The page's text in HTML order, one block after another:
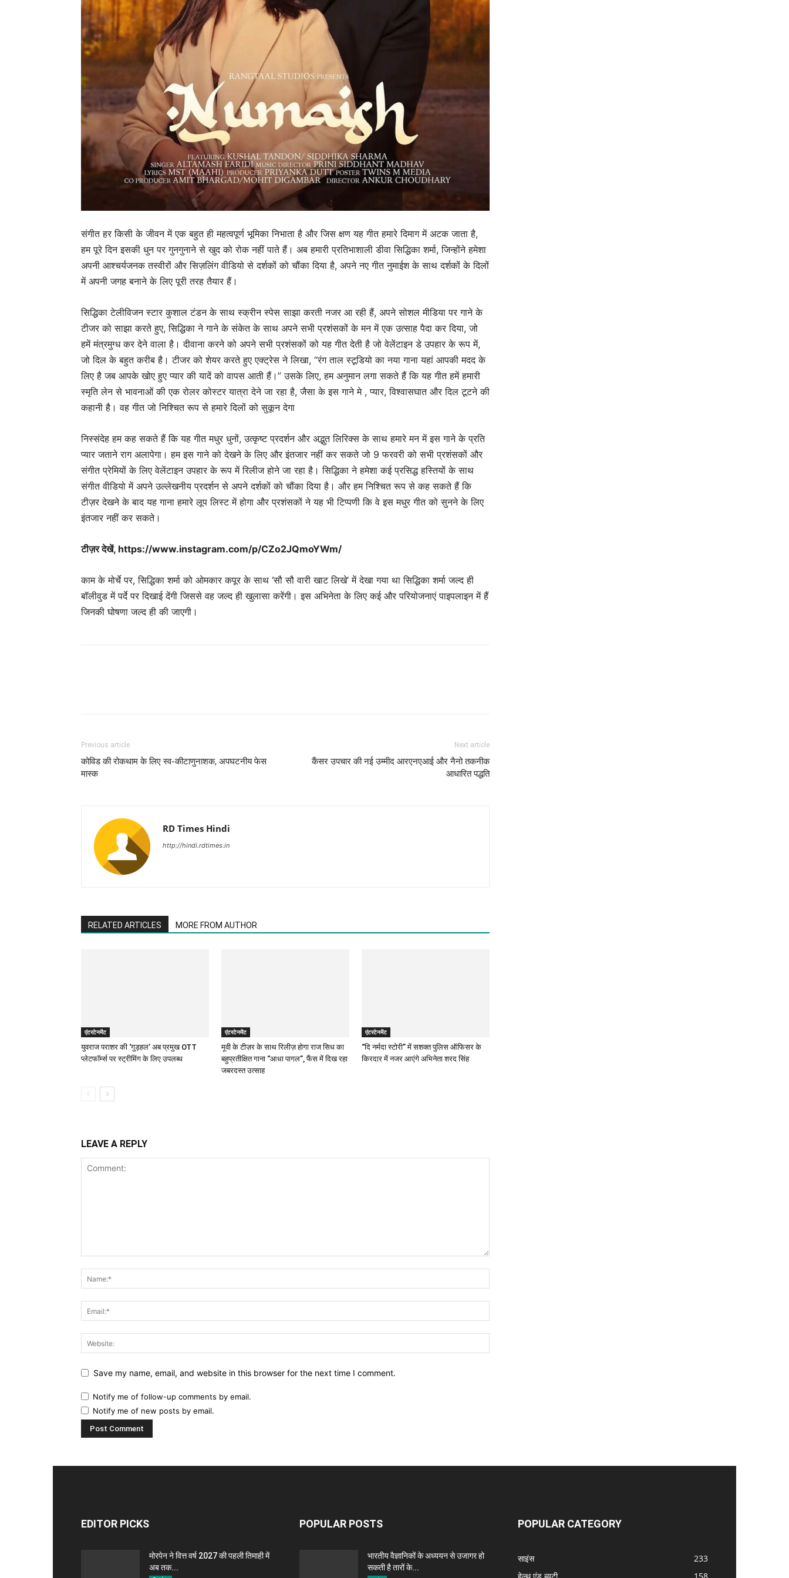
संगीत हर किसी के जीवन में एक बहुत ही महत्वपूर्ण भूमिका निभाता है और जिस क्षण यह गीत हमारे दिमाग में अटक जाता है,
हम पूरे दिन इसकी धुन पर गुनगुनाने से खुद को रोक नहीं पाते हैं। अब हमारी प्रतिभाशाली डीवा सिद्धिका शर्मा, जिन्होंने हमेशा
अपनी आश्चर्यजनक तस्वीरों और सिज़लिंग वीडियो से दर्शकों को चौंका दिया है, अपने नए गीत नुमाईश के साथ दर्शकों के दिलों
में अपनी जगह बनाने के लिए पूरी तरह तैयार हैं।
सिद्धिका टेलीविजन स्टार कुशाल टंडन के साथ स्क्रीन स्पेस साझा करती नजर आ रही हैं, अपने सोशल मीडिया पर गाने के
टीजर को साझा करते हुए, सिद्धिका ने गाने के संकेत के साथ अपने सभी प्रशंसकों के मन में एक उत्साह पैदा कर दिया, जो
हमें मंत्रमुग्ध कर देने वाला है। दीवाना करने को अपने सभी प्रशंसकों को यह गीत देती है जो वेलेंटाइन डे उपहार के रूप में,
जो दिल के बहुत करीब है। टीजर को शेयर करते हुए एक्ट्रेस ने लिखा, “रंग ताल स्टूडियो का नया गाना यहां आपकी मदद के
लिए है जब आपके खोए हुए प्यार की यादें को वापस आती हैं।” उसके लिए, हम अनुमान लगा सकते हैं कि यह गीत हमें हमारी
स्मृति लेन से भावनाओं की एक रोलर कोस्टर यात्रा देने जा रहा है, जैसा के इस गाने मे , प्यार, विश्वासघात और दिल टूटने की
कहानी है। वह गीत जो निश्चित रूप से हमारे दिलों को सुकून देगा
निस्संदेह हम कह सकते हैं कि यह गीत मधुर धुनों, उत्कृष्ट प्रदर्शन और अद्भुत लिरिक्स के साथ हमारे मन में इस गाने के प्रति
प्यार जताने राग अलापेगा। हम इस गाने को देखने के लिए और इंतजार नहीं कर सकते जो 9 फरवरी को सभी प्रशंसकों और
संगीत प्रेमियों के लिए वेलेंटाइन उपहार के रूप में रिलीज होने जा रहा है। सिद्धिका ने हमेशा कई प्रसिद्ध हस्तियों के साथ
संगीत वीडियो में अपने उल्लेखनीय प्रदर्शन से अपने दर्शकों को चौंका दिया है। और हम निश्चित रूप से कह सकते हैं कि
टीज़र देखने के बाद यह गाना हमारे लूप लिस्ट में होगा और प्रशंसकों ने यह भी टिप्पणी कि वे इस मधुर गीत को सुनने के लिए
इंतजार नहीं कर सकते।
टीज़र देखें, https://www.instagram.com/p/CZo2JQmoYWm/
काम के मोर्चे पर, सिद्धिका शर्मा को ओमकार कपूर के साथ ‘सौ सौ वारी खाट लिखे’ में देखा गया था सिद्धिका शर्मा जल्द ही
बॉलीवुड में पर्दे पर दिखाई देंगी जिससे वह जल्द ही खुलासा करेंगी। इस अभिनेता के लिए कई और परियोजनाएं पाइपलाइन में हैं
जिनकी घोषणा जल्द ही की जाएगी।
Previous article
कोविड की रोकथाम के लिए स्व-कीटाणुनाशक, अपघटनीय फेस
मास्क
Next article
कैंसर उपचार की नई उम्मीद आरएनएआई और नैनो तकनीक
आधारित पद्धति
RD Times Hindi
http://hindi.rdtimes.in
RELATED ARTICLES MORE FROM AUTHOR
एंटरटेनमेंट
युवराज पराशर की ‘गुड़हल’ अब प्रमुख OTT
प्लेटफॉर्म्स पर स्ट्रीमिंग के लिए उपलब्ध
एंटरटेनमेंट
मूवी के टीज़र के साथ रिलीज़ होगा राज सिध का
बहुप्रतीक्षित गाना “आधा पागल”, फैंस में दिख रहा
जबरदस्त उत्साह
एंटरटेनमेंट
“दि नर्मदा स्टोरी” में सशक्त पुलिस ऑफिसर के
किरदार में नजर आएंगे अभिनेता शरद सिंह
LEAVE A REPLY
Save my name, email, and website in this browser for the next time I comment.
Notify me of follow-up comments by email.
Notify me of new posts by email.
EDITOR PICKS
मोरपेन ने वित्त वर्ष 2027 की पहली तिमाही में
अब तक...
POPULAR POSTS
भारतीय वैज्ञानिकों के अध्ययन से उजागर हो
सकती है तारों के...
POPULAR CATEGORY
साइंस
233
हेल्थ एंड ब्यूटी
158